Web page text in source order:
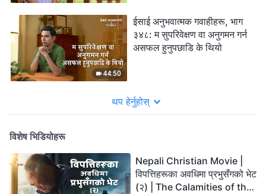
44:50
ईसाई अनुभवात्मक गवाहीहरू, भाग
३४८: म सुपरिवेक्षण वा अनुगमन गर्न
असफल हुनुपछाडि के थियो
थप हेर्नुहोस्
विशेष भिडियोहरू
Nepali Christian Movie |
विपत्तिहरूका अवधिमा प्रभुसँगको भेट
(२) | The Calamities of the